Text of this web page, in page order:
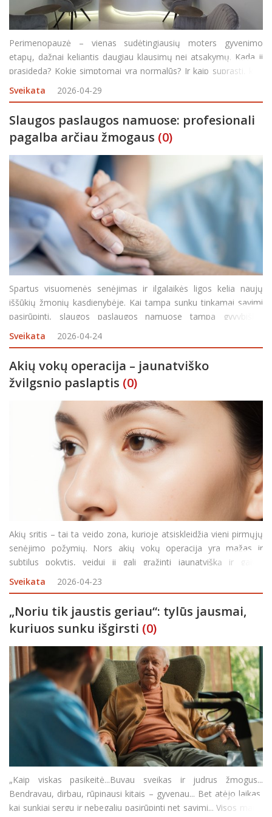
Perimenopauzė – vienas sudėtingiausių moters gyvenimo
etapų, dažnai keliantis daugiau klausimų nei atsakymų. Kada ji
prasideda? Kokie simptomai yra normalūs? Ir kaip suprasti, kad
tai jau nebe atsitiktiniai pokyčiai, o hormoninių permainų
pradžia? „OST KLINIKA“ akušerė-ginek
Sveikata 2026-04-29
Slaugos paslaugos namuose: profesionali
pagalba arčiau žmogaus (0)
Spartus visuomenės senėjimas ir ilgalaikės ligos kelia naujų
iššūkių žmonių kasdienybėje. Kai tampa sunku tinkamai savimi
pasirūpinti, slaugos paslaugos namuose tampa gyvybiškai
svarbios. Pernai šių paslaugų prireikė daugiau nei 70 tūkst.
gyventojų Lietuvoje. Valstybinės
Sveikata 2026-04-24
Akių vokų operacija – jaunatviško
žvilgsnio paslaptis (0)
Akių sritis – tai ta veido zona, kurioje atsiskleidžia vieni pirmųjų
senėjimo požymių. Nors akių vokų operacija yra mažas ir
subtilus pokytis, veidui ji gali grąžinti jaunatvišką ir gaivią
išvaizdą. Dėl amžėjimo proceso vokų oda smunka žemyn,
paburksta, gali atsirasti jos pertekl
Sveikata 2026-04-23
„Noriu tik jaustis geriau“: tylūs jausmai,
kuriuos sunku išgirsti (0)
„Kaip viskas pasikeitė...Buvau sveikas ir judrus žmogus...
Bendravau, dirbau, rūpinausi kitais – gyvenau... Bet atėjo laikas,
kai sunkiai sergu ir nebegaliu pasirūpinti net savimi... Visos mano